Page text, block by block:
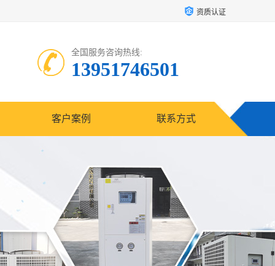
资质认证
全国服务咨询热线:
13951746501
客户案例 联系方式